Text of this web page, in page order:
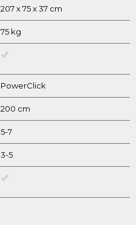
207 x 75 x 37 cm
75 kg
PowerClick
200 cm
5-7
3-5